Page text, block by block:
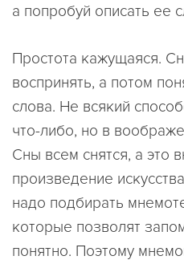
а попробуй описать ее
Простота кажущаяся.
воспринять, а потом
слова. Не всякий
что-либо, но в
Сны всем снятся, а это
произведение
надо подбирать
которые позволят
понятно. Поэтому